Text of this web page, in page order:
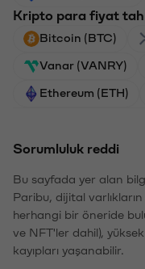
Kripto para fiyat
Bitcoin (BTC)
Vanar (VANRY)
Ethereum (ETH)
Sorumluluk reddi
Bu sayfada yer alan
Paribu, dijital varlıkların
herhangi bir öneride
ve NFT'ler dahil),
kayıpları yaşanabilir.